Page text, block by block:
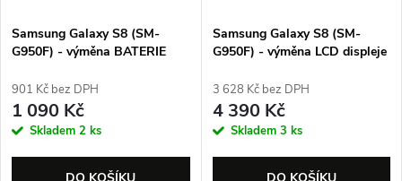
p
r
o
s
p
r
o
Samsung Galaxy S8 (SM-
G950F) - výměna BATERIE
901 Kč bez DPH
1 090 Kč
Skladem 2 ks
Samsung Galaxy S8 (SM-
G950F) - výměna LCD displeje
3 628 Kč bez DPH
4 390 Kč
Skladem 3 ks